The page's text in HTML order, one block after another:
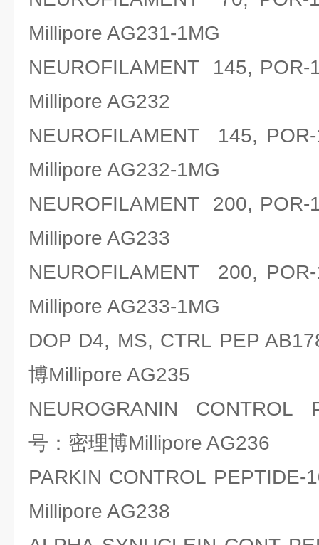
Millipore AG231-1MG
NEUROFILAMENT 145, POR-
Millipore AG232
NEUROFILAMENT 145,
Millipore AG232-1MG
NEUROFILAMENT 200, POR-
Millipore AG233
NEUROFILAMENT 200,
Millipore AG233-1MG
DOP D4, MS, CTRL PEP
博Millipore AG235
NEUROGRANIN CONTROL
号：密理博Millipore AG236
PARKIN CONTROL
Millipore AG238